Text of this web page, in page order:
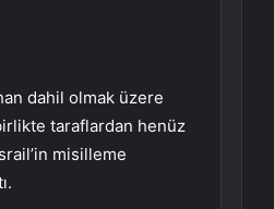
dahil olmak üzere
taraflardan henüz
misilleme